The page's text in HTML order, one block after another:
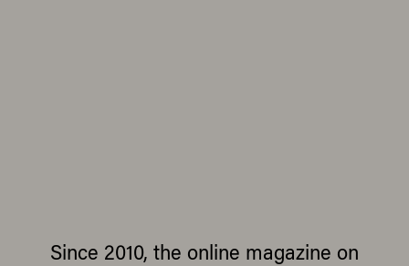
Since 2010, the online magazine on